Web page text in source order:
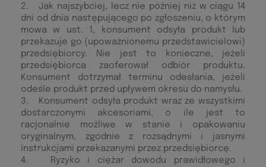
2. Jak najszybciej, lecz nie później niż w ciągu 14
dni od dnia następującego po zgłoszeniu, o którym
mowa w ust. 1, konsument odsyła produkt lub
przekazuje go (upoważnionemu przedstawicielowi)
przedsiębiorcy. Nie jest to konieczne, jeżeli
przedsiębiorca zaoferował odbiór produktu.
Konsument dotrzymał terminu odesłania, jeżeli
odeśle produkt przed upływem okresu do namysłu.
3. Konsument odsyła produkt wraz ze wszystkimi
dostarczonymi akcesoriami, o ile jest to
racjonalnie możliwe w stanie i opakowaniu
oryginalnym, zgodnie z rozsądnymi i jasnymi
instrukcjami przekazanymi przez przedsiębiorcę.
4. Ryzyko i ciężar dowodu prawidłowego i